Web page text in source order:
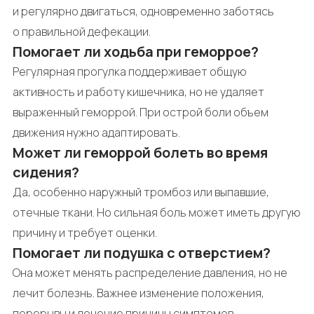
и регулярно двигаться, одновременно заботясь
о правильной дефекации.
Помогает ли ходьба при геморрое?
Регулярная прогулка поддерживает общую
активность и работу кишечника, но не удаляет
выраженный геморрой. При острой боли объем
движения нужно адаптировать.
Может ли геморрой болеть во время
сидения?
Да, особенно наружный тромбоз или выпавшие,
отечные ткани. Но сильная боль может иметь другую
причину и требует оценки.
Помогает ли подушка с отверстием?
Она может менять распределение давления, но не
лечит болезнь. Важнее изменение положения,